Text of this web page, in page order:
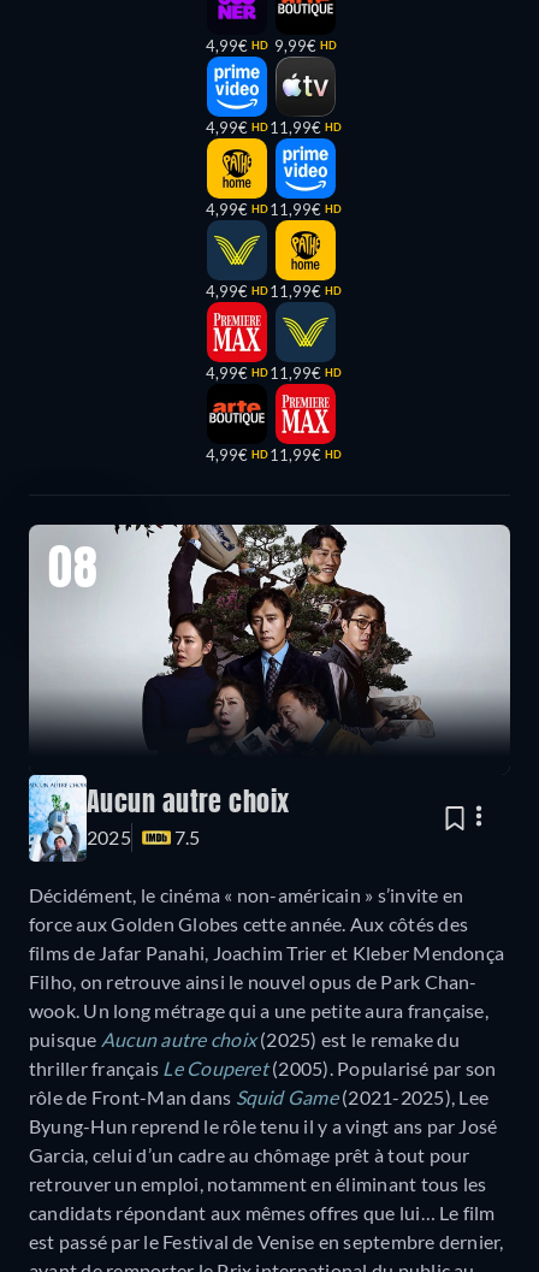
4,99€ HD
4,99€ HD
4,99€ HD
4,99€ HD
4,99€ HD
4,99€ HD
9,99€ HD
11,99€ HD
11,99€ HD
11,99€ HD
11,99€ HD
11,99€ HD
08
Aucun autre choix
2025 7.5
Décidément, le cinéma « non-américain » s’invite en
force aux Golden Globes cette année. Aux côtés des
films de Jafar Panahi, Joachim Trier et Kleber Mendonça
Filho, on retrouve ainsi le nouvel opus de Park Chan-
wook. Un long métrage qui a une petite aura française,
puisque Aucun autre choix(2025) est le remake du
thriller français Le Couperet(2005). Popularisé par son
rôle de Front-Man dans Squid Game(2021-2025), Lee
Byung-Hun reprend le rôle tenu il y a vingt ans par José
Garcia, celui d’un cadre au chômage prêt à tout pour
retrouver un emploi, notamment en éliminant tous les
candidats répondant aux mêmes offres que lui… Le film
est passé par le Festival de Venise en septembre dernier,